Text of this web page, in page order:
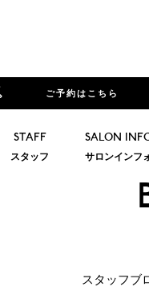
ご予約はこちら
STAFF
スタッフ
SALON
サロンインフ
スタッフブ